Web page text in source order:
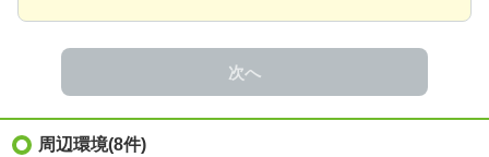
次へ
周辺環境(8件)